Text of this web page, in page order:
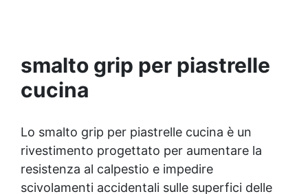
lisce e professionali, anche per principianti.
smalto grip per piastrelle
cucina
Lo smalto grip per piastrelle cucina è un
rivestimento progettato per aumentare la
resistenza al calpestio e impedire
scivolamenti accidentali sulle superfici delle